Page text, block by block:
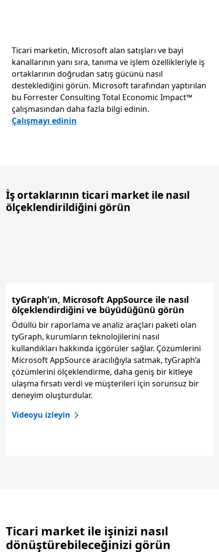
Ticari marketin, Microsoft alan satışları ve bayi
kanallarının yanı sıra, tanıma ve işlem özellikleriyle iş
ortaklarının doğrudan satış gücünü nasıl
desteklediğini görün. Microsoft tarafından yaptırılan
bu Forrester Consulting Total Economic Impact™
çalışmasından daha fazla bilgi edinin.
Çalışmayı edinin
İş ortaklarının ticari market ile nasıl
ölçeklendirildiğini görün
tyGraph’ın, Microsoft AppSource ile nasıl
ölçeklendirdiğini ve büyüdüğünü görün
Ödüllü bir raporlama ve analiz araçları paketi olan
tyGraph, kurumların teknolojilerini nasıl
kullandıkları hakkında içgörüler sağlar. Çözümlerini
Microsoft AppSource aracılığıyla satmak, tyGraph’a
çözümlerini ölçeklendirme, daha geniş bir kitleye
ulaşma fırsatı verdi ve müşterileri için sorunsuz bir
deneyim oluşturdular.
Videoyu izleyin
Ticari market ile işinizi nasıl
dönüştürebileceğinizi görün